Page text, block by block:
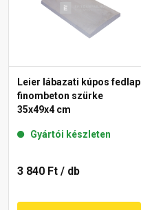
Leier lábazati kúpos fedlap
finombeton szürke
35x49x4 cm
Gyártói készleten
3 840 Ft / db